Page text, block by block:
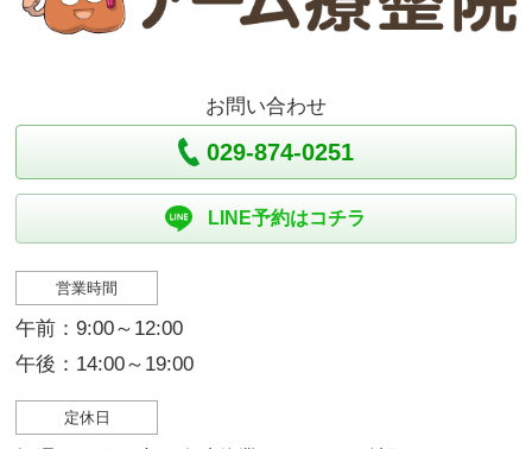
お問い合わせ
029-874-0251
LINE予約はコチラ
営業時間
午前：9:00～12:00
午後：14:00～19:00
定休日